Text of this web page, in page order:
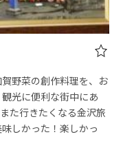
野菜の創作料理を、お
光に便利な街中にあ
た行きたくなる金沢旅
しかった！楽しかっ